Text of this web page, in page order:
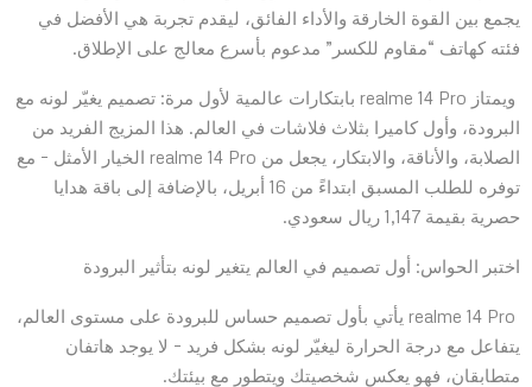
يجمع بين القوة الخارقة والأداء الفائق، ليقدم تجربة هي الأفضل في
فئته كهاتف “مقاوم للكسر” مدعوم بأسرع معالج على الإطلاق.
ويمتاز realme 14 Pro بابتكارات عالمية لأول مرة: تصميم يغيّر لونه مع
البرودة، وأول كاميرا بثلاث فلاشات في العالم. هذا المزيج الفريد من
الصلابة، والأناقة، والابتكار، يجعل من realme 14 Pro الخيار الأمثل – مع
توفره للطلب المسبق ابتداءً من 16 أبريل، بالإضافة إلى باقة هدايا
حصرية بقيمة 1,147 ريال سعودي.
اختبر الحواس: أول تصميم في العالم يتغير لونه بتأثير البرودة
realme 14 Pro يأتي بأول تصميم حساس للبرودة على مستوى العالم،
يتفاعل مع درجة الحرارة ليغيّر لونه بشكل فريد – لا يوجد هاتفان
متطابقان، فهو يعكس شخصيتك ويتطور مع بيئتك.